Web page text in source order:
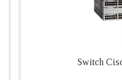
Switch